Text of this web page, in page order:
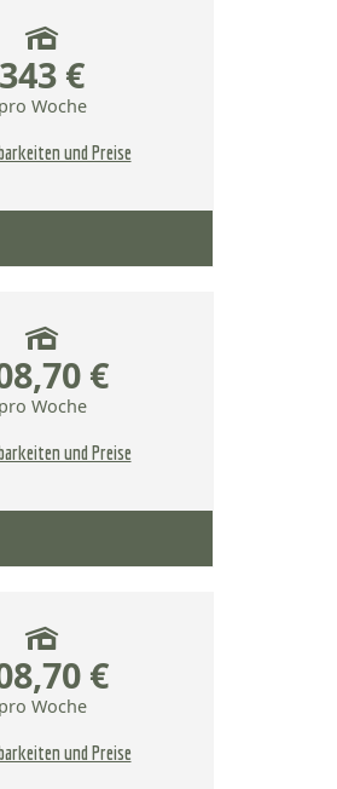
343 €
pro Woche
und Preise
€
pro Woche
und Preise
€
pro Woche
und Preise